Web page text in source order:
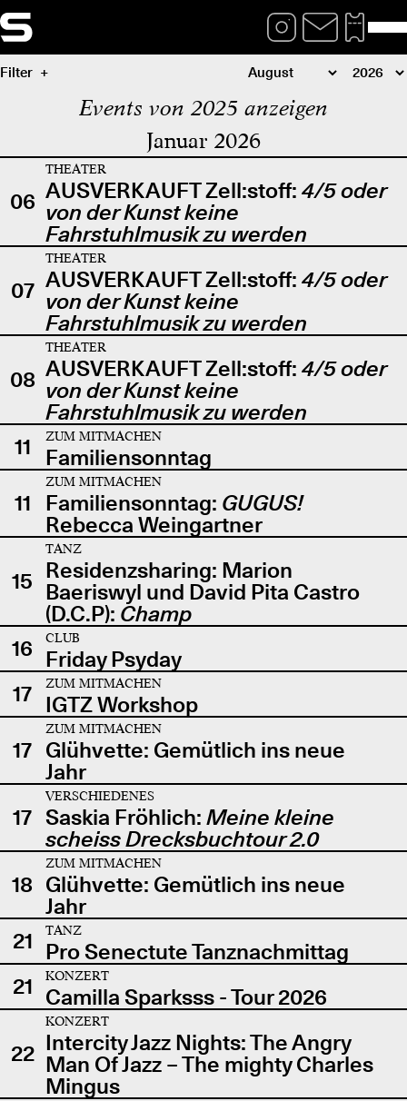
Filter
Events von 2025 anzeigen
Januar 2026
06
THEATER
AUSVERKAUFT Zell:stoff: 4/5 oder
von der Kunst keine
Fahrstuhlmusik zu werden
07
THEATER
AUSVERKAUFT Zell:stoff: 4/5 oder
von der Kunst keine
Fahrstuhlmusik zu werden
08
THEATER
AUSVERKAUFT Zell:stoff: 4/5 oder
von der Kunst keine
Fahrstuhlmusik zu werden
11
ZUM MITMACHEN
Familiensonntag
11
ZUM MITMACHEN
Familiensonntag: GUGUS!
Rebecca Weingartner
15
TANZ
Residenzsharing: Marion
Baeriswyl und David Pita Castro
(D.C.P): Champ
16
CLUB
Friday Psyday
17
ZUM MITMACHEN
IGTZ Workshop
17
ZUM MITMACHEN
Glühvette: Gemütlich ins neue
Jahr
17
VERSCHIEDENES
Saskia Fröhlich: Meine kleine
scheiss Drecksbuchtour 2.0
18
ZUM MITMACHEN
Glühvette: Gemütlich ins neue
Jahr
21
TANZ
Pro Senectute Tanznachmittag
21
KONZERT
Camilla Sparksss - Tour 2026
22
KONZERT
Intercity Jazz Nights: The Angry
Man Of Jazz – The mighty Charles
Mingus